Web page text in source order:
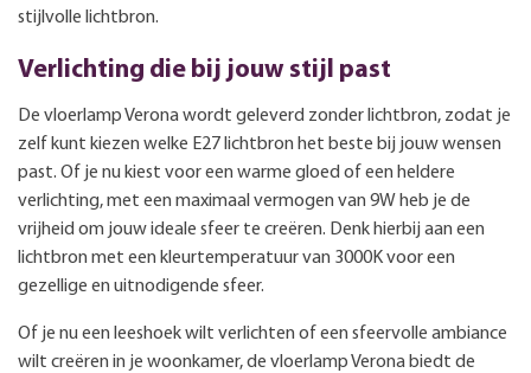
stijlvolle lichtbron.
Verlichting die bij jouw stijl past
De vloerlamp Verona wordt geleverd zonder lichtbron, zodat je
zelf kunt kiezen welke E27 lichtbron het beste bij jouw wensen
past. Of je nu kiest voor een warme gloed of een heldere
verlichting, met een maximaal vermogen van 9W heb je de
vrijheid om jouw ideale sfeer te creëren. Denk hierbij aan een
lichtbron met een kleurtemperatuur van 3000K voor een
gezellige en uitnodigende sfeer.
Of je nu een leeshoek wilt verlichten of een sfeervolle ambiance
wilt creëren in je woonkamer, de vloerlamp Verona biedt de